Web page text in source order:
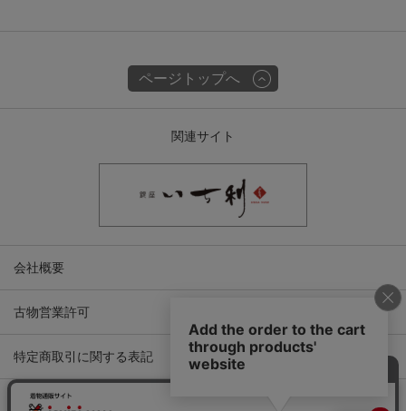
ページトップへ
関連サイト
会社概要
古物営業許可
特定商取引に関する表記
プライバシーポリシー